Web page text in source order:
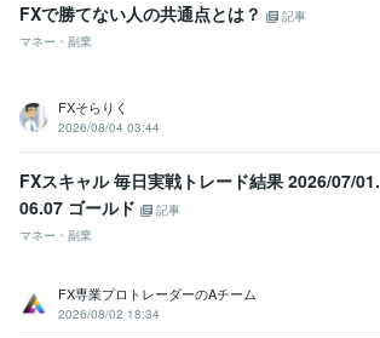
FXで勝てない人の共通点とは？
記事
マネー・副業
FXそらりく
2026/08/04 03:44
FXスキャル 毎日実戦トレード結果 2026/07/01.
06.07 ゴールド
記事
マネー・副業
FX専業プロトレーダーのAチーム
2026/08/02 18:34